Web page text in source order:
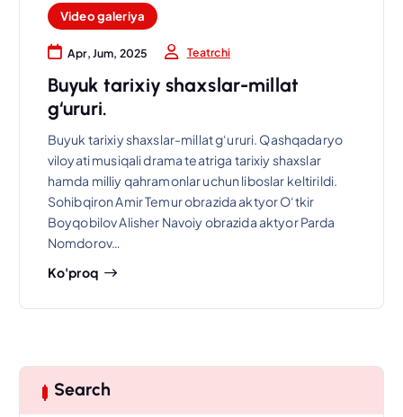
Video galeriya
Apr, Jum, 2025 Teatrchi
Buyuk tarixiy shaxslar-millat
g‘ururi.
Buyuk tarixiy shaxslar-millat g‘ururi. Qashqadaryo
viloyati musiqali drama teatriga tarixiy shaxslar
hamda milliy qahramonlar uchun liboslar keltirildi.
Sohibqiron Amir Temur obrazida aktyor O‘tkir
Boyqobilov Alisher Navoiy obrazida aktyor Parda
Nomdorov…
Ko'proq
Search